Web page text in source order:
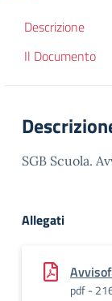
Descrizione
Il Documento
SGB Scuola.
Allegati
pdf -